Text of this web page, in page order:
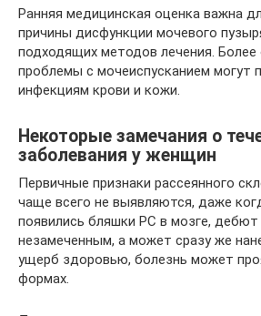
Ранняя медицинская оценка важна
причины дисфункции мочевого
подходящих методов лечения. Более
проблемы с мочеиспусканием могут
инфекциям крови и кожи.
Некоторые замечания о
заболевания у женщин
Первичные признаки рассеянного
чаще всего не выявляются, даже
появились бляшки РС в мозге,
незамеченным, а может сразу же
ущерб здоровью, болезнь может
формах.